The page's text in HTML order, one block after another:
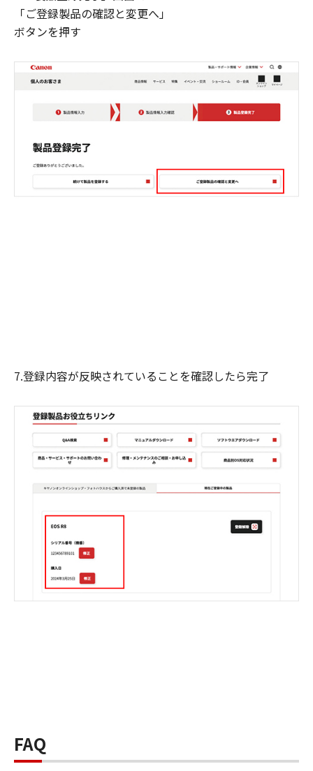
「ご登録製品の確認と変更へ」
ボタンを押す
7.登録内容が反映されていることを確認したら完了
FAQ